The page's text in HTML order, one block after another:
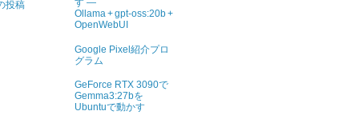
投稿
す ―
Ollama + gpt‑oss:20b +
OpenWebUI
Google Pixel紹介プロ
グラム
GeForce RTX 3090で
Gemma3:27bを
Ubuntuで動かす